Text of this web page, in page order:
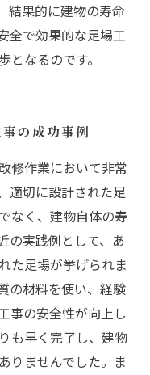
結果的に建物の寿命
全で効果的な足場工
なるのです。
の成功事例
修作業において非常
適切に設計された足
なく、建物自体の寿
の実践例として、あ
た足場が挙げられま
の材料を使い、経験
事の安全性が向上し
も早く完了し、建物
りませんでした。ま